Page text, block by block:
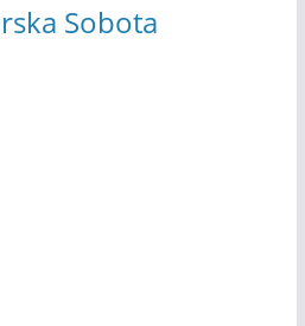
Sobota